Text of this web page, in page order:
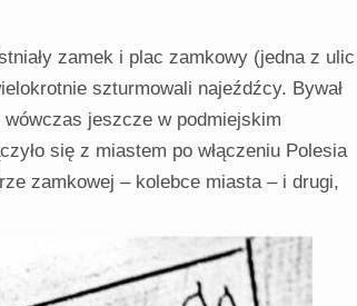
zamek i plac zamkowy (jedna z ulic
szturmowali najeźdźcy. Bywał
jeszcze w podmiejskim
się z miastem po włączeniu Polesia
zamkowej – kolebce miasta – i drugi,